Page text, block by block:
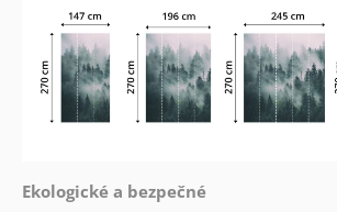
Ekologické a bezpečné